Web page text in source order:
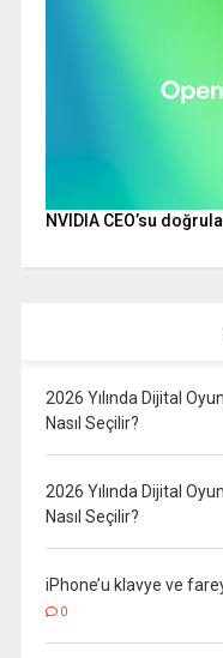
NVIDIA CEO’su
2026 Yılında Dijital
Nasıl Seçilir?
2026 Yılında Dijital
Nasıl Seçilir?
iPhone’u klavye ve
0